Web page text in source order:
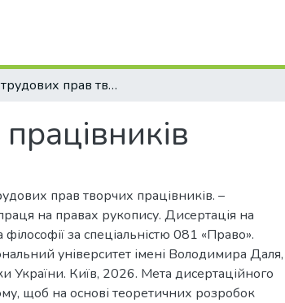
Захист трудових прав творчих працівників
прав творчих працівників. –
на правах рукопису. Дисертація на
за спеціальністю 081 «Право».
університет імені Володимира Даля,
України. Київ, 2026. Мета дисертаційного
щоб на основі теоретичних розробок